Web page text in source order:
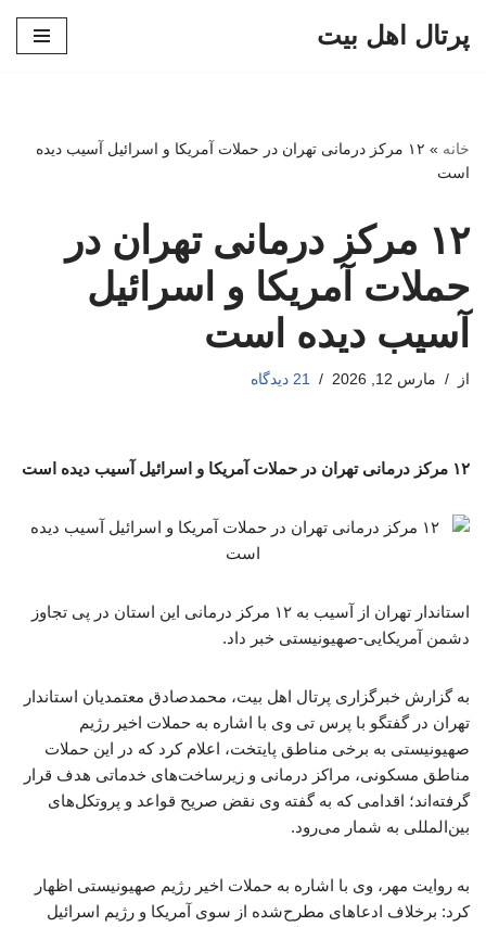
پرتال اهل بیت
خانه »
۱۲ مرکز درمانی تهران در حملات آمریکا و اسرائیل آسیب دیده
است
۱۲ مرکز درمانی تهران در
حملات آمریکا و اسرائیل
آسیب دیده است
از مارس 12, 2026 21 دیدگاه
۱۲ مرکز درمانی تهران در حملات آمریکا و اسرائیل آسیب دیده است
استاندار تهران از آسیب به ۱۲ مرکز درمانی این استان در پی تجاوز
دشمن آمریکایی-صهیونیستی خبر داد.
به گزارش خبرگزاری پرتال اهل بیت، محمدصادق معتمدیان استاندار
تهران در گفتگو با پرس تی وی با اشاره به حملات اخیر رژیم
صهیونیستی به برخی مناطق پایتخت، اعلام کرد که در این حملات
مناطق مسکونی، مراکز درمانی و زیرساخت‌های خدماتی هدف قرار
گرفته‌اند؛ اقدامی که به گفته وی نقض صریح قواعد و پروتکل‌های
بین‌المللی به شمار می‌رود.
به روایت مهر، وی با اشاره به حملات اخیر رژیم صهیونیستی اظهار
کرد: برخلاف ادعاهای مطرح‌شده از سوی آمریکا و رژیم اسرائیل